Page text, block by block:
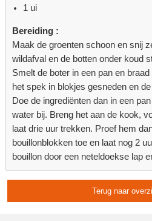
1 ui
Bereiding :
Maak de groenten schoon en snij
wildafval en de botten onder koud
Smelt de boter in een pan en
het spek in blokjes gesneden en
Doe de ingrediënten dan in een
water bij. Breng het aan de kook,
laat drie uur trekken. Proef hem
bouillonblokken toe en laat nog 2
bouillon door een neteldoekse lap
Terug naar